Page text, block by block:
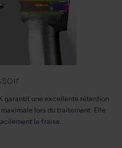
garantit une excellente rétention
lors du traitement. Elle
la fraise.